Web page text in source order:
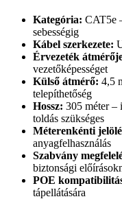
Kategória: CAT5e
sebességig
Kábel szerkezete:
Érvezeték
vezetőképességet
Külső átmérő: 4,5
telepíthetőség
Hossz: 305 méter –
toldás szükséges
Méterenkénti
anyagfelhasználás
Szabvány
biztonsági
POE
tápellátására